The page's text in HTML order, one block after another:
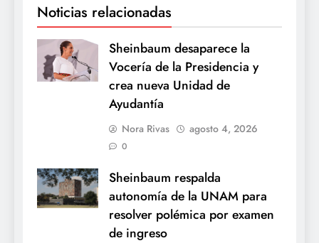
Noticias relacionadas
Sheinbaum desaparece la
Vocería de la Presidencia y
crea nueva Unidad de
Ayudantía
Nora Rivas agosto 4, 2026
0
Sheinbaum respalda
autonomía de la UNAM para
resolver polémica por examen
de ingreso